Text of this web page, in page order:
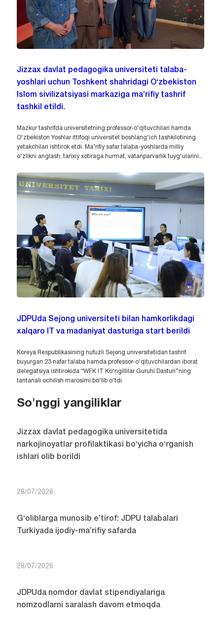
Jizzax davlat pedagogika universiteti talaba-
yoshlari uchun Toshkent shahridagi O‘zbekiston
Islom sivilizatsiyasi markaziga ma’rifiy tashrif
tashkil etildi.
Mazkur tashrifda universitetning professor-o‘qituvchilari hamda
O‘zbekiston Yoshlar ittifoqi universitet boshlang‘ich tashkilotining
yetakchilari ishtirok etdi. Ma’rifiy safar talaba-yoshlarda milliy
o‘zlikni anglash, tarixiy xotiraga hurmat, vatanparvarlik tuyg‘ularini...
JDPUda Sejong universiteti bilan hamkorlikdagi
xalqaro IT va madaniyat dasturiga start berildi
Koreya Respublikasining nufuzli Sejong universitetidan tashrif
buyurgan 23 nafar talaba hamda professor-o‘qituvchilardan iborat
delegatsiya ishtirokida “WFK IT Ko‘ngillilar Guruhi Dasturi”ning
tantanali ochilish marosimi bo‘lib o‘tdi.
So'nggi yangiliklar
Jizzax davlat pedagogika universitetida
narkojinoyatlar profilaktikasi bo‘yicha o‘rganish
ishlari olib borildi
28/07/2026
G‘oliblarga munosib e’tirof: JDPU talabalari
Turkiyada ijodiy-ma’rifiy safarda
28/07/2026
JDPUda nomdor davlat stipendiyalariga
nomzodlarni saralash davom etmoqda